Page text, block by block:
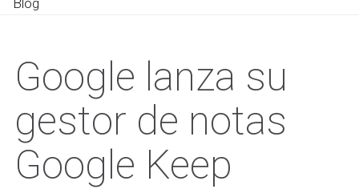
Blog
Google lanza su
gestor de notas
Google Keep